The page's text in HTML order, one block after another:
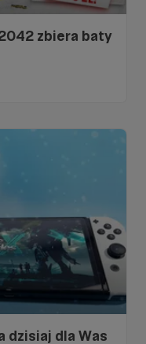
zbiera baty
dzisiaj dla Was